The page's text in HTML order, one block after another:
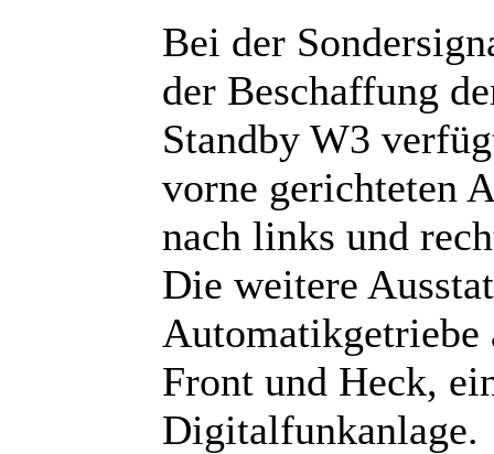
Bei der
der Beschaffung
Standby W3
vorne gerichteten
nach links und
Die weitere
Automatikgetriebe
Front und Heck,
Digitalfunkanlage.